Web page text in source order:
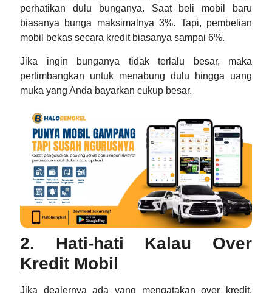
perhatikan dulu bunganya. Saat beli mobil baru
biasanya bunga maksimalnya 3%. Tapi, pembelian
mobil bekas secara kredit biasanya sampai 6%.
Jika ingin bunganya tidak terlalu besar, maka
pertimbangkan untuk menabung dulu hingga uang
muka yang Anda bayarkan cukup besar.
2. Hati-hati Kalau Over
Kredit Mobil
Jika dealernya ada yang mengatakan over kredit,